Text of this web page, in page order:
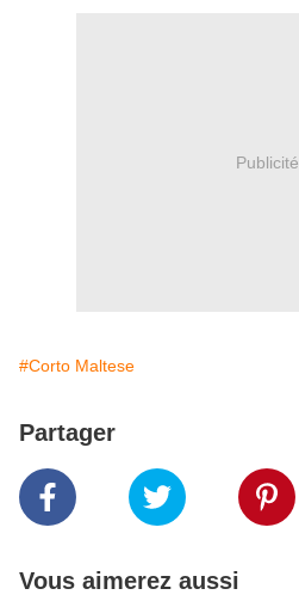
Publicité
#Corto Maltese
Partager
Vous aimerez aussi